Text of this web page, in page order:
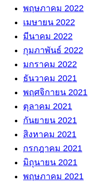
พฤษภาคม 2022
เมษายน 2022
มีนาคม 2022
กุมภาพันธ์ 2022
มกราคม 2022
ธันวาคม 2021
พฤศจิกายน 2021
ตุลาคม 2021
กันยายน 2021
สิงหาคม 2021
กรกฎาคม 2021
มิถุนายน 2021
พฤษภาคม 2021